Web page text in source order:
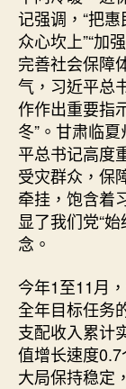
记强调，“把
众心坎上”“加
完善社会保障
气，习近平总
作作出重要指
冬”。甘肃临
平总书记高度
受灾群众，保
牵挂，饱含着
显了我们党“
念。
今年1至11月
全年目标任务
支配收入累计
值增长速度
大局保持稳定